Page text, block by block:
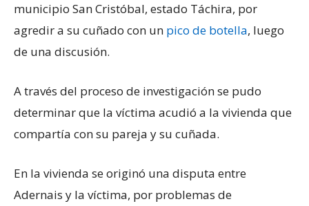
municipio San Cristóbal, estado Táchira, por
agredir a su cuñado con un pico de botella, luego
de una discusión.
A través del proceso de investigación se pudo
determinar que la víctima acudió a la vivienda que
compartía con su pareja y su cuñada.
En la vivienda se originó una disputa entre
Adernais y la víctima, por problemas de